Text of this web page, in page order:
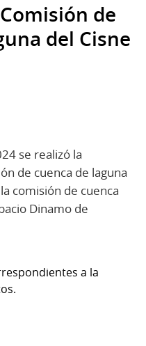
de
del Cisne
se realizó la
de cuenca de laguna
comisión de cuenca
Dinamo de
a la